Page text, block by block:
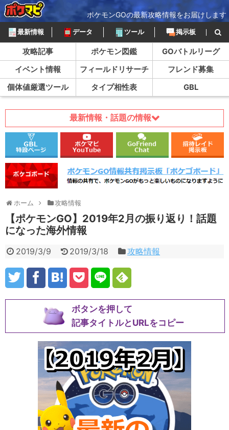
ポケモンGOの最新攻略情報をお届けします
最新情報 データ ツール 掲示板
攻略記事 ポケモン図鑑
GOバトルリーグ
イベント情報
フィールドリサーチ
フレンド募集
個体値厳選ツール
タイプ相性表 GBL
最新情報・話題の情報
ホーム 攻略情報
【ポケモンGO】2019年2月の振り返り！話題
になった海外情報
2019/3/9 2019/3/18 攻略情報
ボタンを押して
記事タイトルとURLをコピー